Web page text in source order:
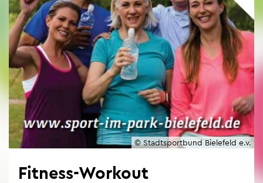
© Stadt­s­port­bund Bie­le­feld e.v.
Fit­ness-Work­out